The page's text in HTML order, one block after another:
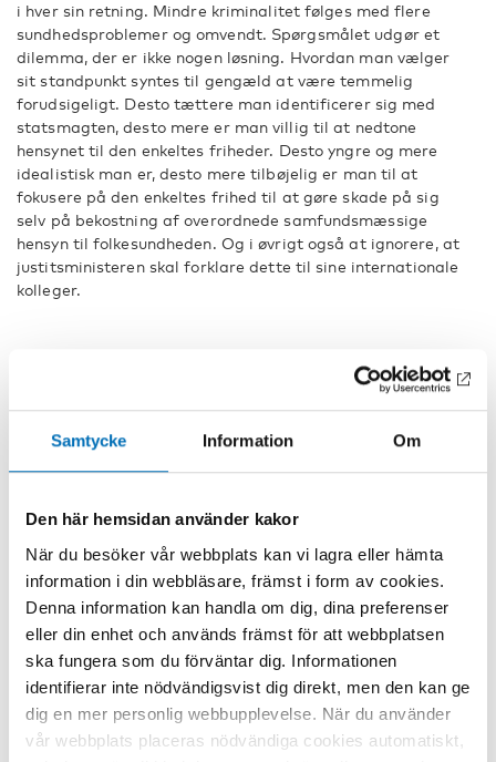
Samtycke Information Om
Den här hemsidan använder kakor
När du besöker vår webbplats kan vi lagra eller hämta
information i din webbläsare, främst i form av cookies.
Denna information kan handla om dig, dina preferenser
eller din enhet och används främst för att webbplatsen
ska fungera som du förväntar dig. Informationen
identifierar inte nödvändigsvist dig direkt, men den kan ge
dig en mer personlig webbupplevelse. När du använder
vår webbplats placeras nödvändiga cookies automatiskt,
i hver sin retning. Mindre kriminalitet følges med flere
sundhedsproblemer og omvendt. Spørgsmålet udgør et
dilemma, der er ikke nogen løsning. Hvordan man vælger
sit standpunkt syntes til gengæld at være temmelig
forudsigeligt. Desto tættere man identificerer sig med
statsmagten, desto mere er man villig til at nedtone
hensynet til den enkeltes friheder. Desto yngre og mere
idealistisk man er, desto mere tilbøjelig er man til at
fokusere på den enkeltes frihed til at gøre skade på sig
selv på bekostning af overordnede samfundsmæssige
hensyn til folkesundheden. Og i øvrigt også at ignorere, at
justitsministeren skal forklare dette til sine internationale
kolleger.
Läs Kim Møllers tidigare inläggFri hash i Danmarkom
danskars attityder till cannabis.
Fakta